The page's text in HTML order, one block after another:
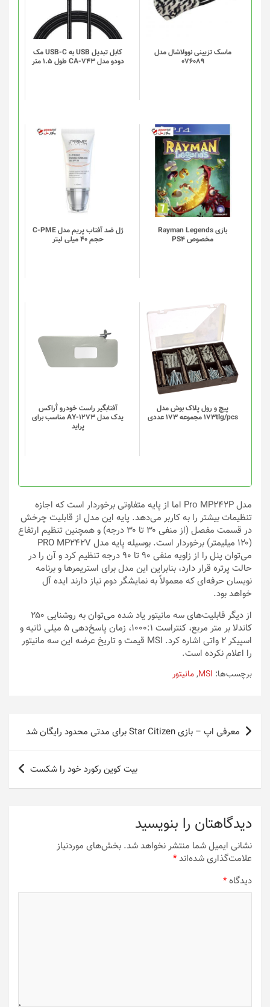
ماسک تزیینی نوولاشال مدل
076089
کابل تبدیل USB به USB-C مک
دودو مدل CA-743 طول 1.5 متر
بازی Rayman Legends
مخصوص PS4
ژل ضد آفتاب پریم مدل C-PME
حجم 40 میلی لیتر
پیچ و رول پلاک بوش مدل
173tlg/pcs مجموعه 173 عددی
محصول
دارای
انواع
مختلفی
می
باشد.
گزینه
ها
محصول
انتخاب
شوند
آفتابگیر راست خودرو آٰراکس
یدک مدل AY-1273 مناسب برای
پراید
محصول
دارای
انواع
مختلفی
گزینه
ها
محصول
انتخاب
شوند
مدل Pro MP242P اما از پایه متفاوتی برخوردار است که اجازه
تنظیمات بیشتر را به کاربر می‌دهد. پایه این مدل از قابلیت چرخش
در قسمت مفصل (از منفی ۳۰ تا ۳۰ درجه) و همچنین تنظیم ارتفاع
(۱۲۰ میلیمتر) برخوردار است. بوسیله پایه مدل PRO MP242V
می‌توان پنل را از زاویه منفی ۹۰ تا ۹۰ درجه تنظیم کرد و آن را در
حالت پرتره قرار دارد، بنابراین این مدل برای استریمرها و برنامه
نویسان حرفه‌ای که معمولاً به نمایشگر دوم نیاز دارند ایده آل
خواهد بود.
از دیگر قابلیت‌های سه مانیتور یاد شده می‌توان به روشنایی ۲۵۰
کاندلا بر متر مربع، کنتراست ۱۰۰۰:۱، زمان پاسخ‌دهی ۵ میلی ثانیه و
اسپیکر ۲ واتی اشاره کرد. MSI قیمت و تاریخ عرضه این سه مانیتور
را اعلام نکرده است.
برچسب‌ها: MSI
,مانیتور
راهبری
نوشته
معرفی اپ – بازی Star Citizen برای مدتی محدود رایگان شد‌‌‌‌‌‌‌
بیت کوین رکورد خود را شکست
دیدگاهتان را بنویسید
نشانی ایمیل شما منتشر نخواهد شد. بخش‌های موردنیاز
علامت‌گذاری شده‌اند*
دیدگاه*